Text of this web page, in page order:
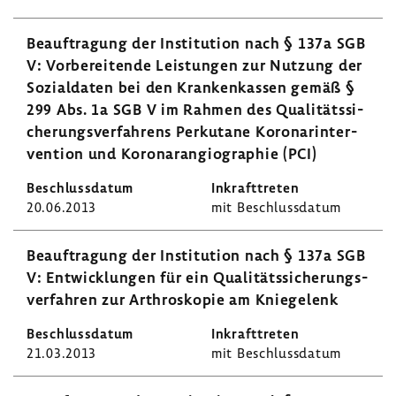
Beauf­tra­gung der Insti­tu­tion nach § 137a SGB
V: Vorbe­rei­tende Leis­tungen zur Nutzung der
Sozi­al­daten bei den Kran­ken­kassen gemäß §
299 Abs. 1a SGB V im Rahmen des Quali­täts­si­
che­rungs­ver­fah­rens Perku­tane Koro­nar­in­ter­
ven­tion und Koro­na­r­an­gio­gra­phie (PCI)
20.06.2013 mit Beschluss­datum
Beauf­tra­gung der Insti­tu­tion nach § 137a SGB
V: Entwick­lungen für ein Quali­täts­si­che­rungs­
ver­fahren zur Arthro­skopie am Knie­ge­lenk
21.03.2013 mit Beschluss­datum